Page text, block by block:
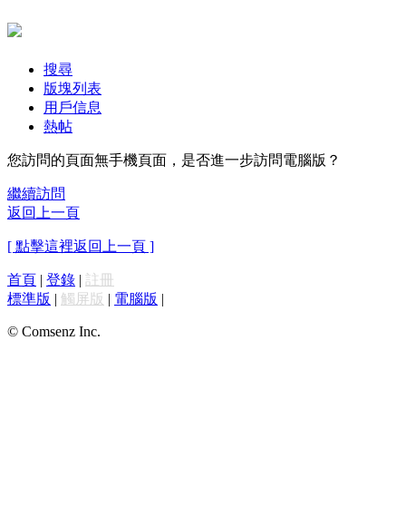
搜尋
版塊列表
用戶信息
熱帖
您訪問的頁面無手機頁面，是否進一步訪問電腦版？
繼續訪問
返回上一頁
[ 點擊這裡返回上一頁 ]
首頁 | 登錄 | 註冊
標準版 | 觸屏版 | 電腦版 |
© Comsenz Inc.